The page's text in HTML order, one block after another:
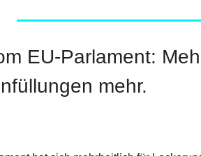
EU-Parlament:
mehr.